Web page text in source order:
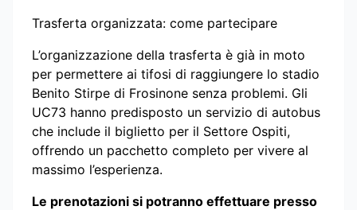
Trasferta organizzata: come partecipare
L’organizzazione della trasferta è già in moto
per permettere ai tifosi di raggiungere lo stadio
Benito Stirpe di Frosinone senza problemi. Gli
UC73 hanno predisposto un servizio di autobus
che include il biglietto per il Settore Ospiti,
offrendo un pacchetto completo per vivere al
massimo l’esperienza.
Le prenotazioni si potranno effettuare presso